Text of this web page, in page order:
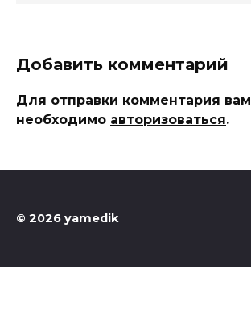
Добавить комментарий
Для отправки комментария вам
необходимо авторизоваться.
© 2026 yamedik